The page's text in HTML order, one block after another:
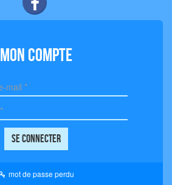
Mon compte
mot de passe perdu